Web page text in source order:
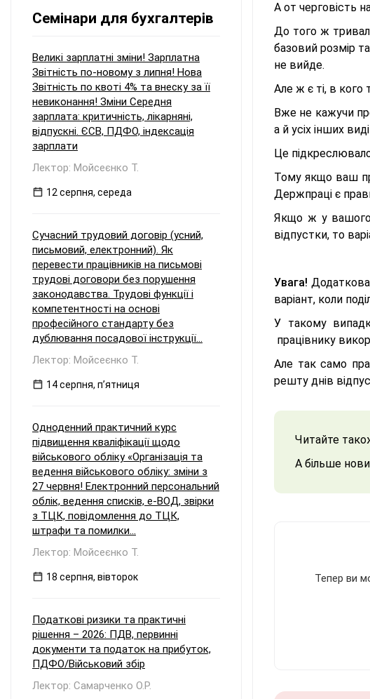
А от черговість
До того ж
базовий розмір
не вийде.
Але ж є ті, в кого
Вже не кажучи
а й усіх інших
Це
Тому якщо ваш
Держпраці є
Якщо ж у вашого
відпустки, то
Увага!Додаткова
варіант, коли
У такому
працівнику
Але так само
решту днів
Читайте
А більше
Тепер ви
Семінари для бухгалтерів
Великі зарплатні зміни! Зарплатна
Звітність по-новому з липня! Нова
Звітність по квоті 4% та внеску за її
невиконання! Зміни Середня
зарплата: критичність, лікарняні,
відпускні. ЄСВ, ПДФО, індексація
зарплати
Лектор: Мойсеєнко Т.
12 серпня, середа
Сучасний трудовий договір (усний,
письмовий, електронний). Як
перевести працівників на письмові
трудові договори без порушення
законодавства. Трудові функції і
компетентності на основі
професійного стандарту без
дублювання посадової інструкції...
Лектор: Мойсеєнко Т.
14 серпня, пʼятниця
Одноденний практичний курс
підвищення кваліфікації щодо
військового обліку «Організація та
ведення військового обліку: зміни з
27 червня! Електронний персональний
облік, ведення списків, е-ВОД, звірки
з ТЦК, повідомлення до ТЦК,
штрафи та помилки...
Лектор: Мойсеєнко Т.
18 серпня, вівторок
Податкові ризики та практичні
рішення – 2026: ПДВ, первинні
документи та податок на прибуток,
ПДФО/Військовий збір
Лектор: Самарченко О.Р.